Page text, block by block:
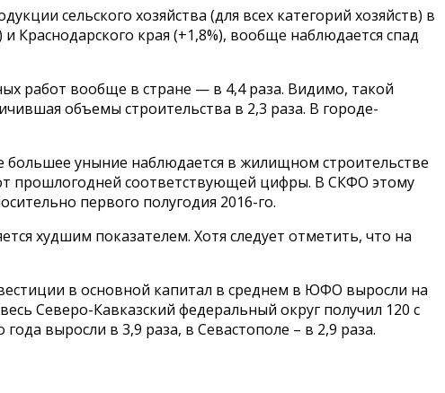
сельского хозяйства (для всех категорий хозяйств) в
Краснодарского края (+1,8%), вообще наблюдается спад
работ вообще в стране — в 4,4 раза. Видимо, такой
объемы строительства в 2,3 раза. В городе-
большее уныние наблюдается в жилищном строительстве
прошлогодней соответствующей цифры. В СКФО этому
первого полугодия 2016-го.
худшим показателем. Хотя следует отметить, что на
в основной капитал в среднем в ЮФО выросли на
Северо-Кавказский федеральный округ получил 120 с
выросли в 3,9 раза, в Севастополе – в 2,9 раза.